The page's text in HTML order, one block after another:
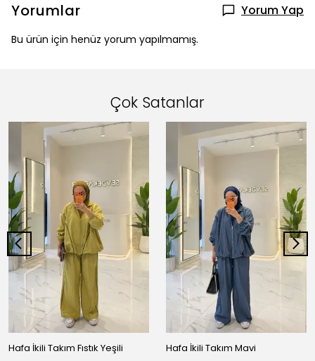
Yorumlar Yorum Yap
Bu ürün için henüz yorum yapılmamış.
Çok Satanlar
Hafa İkili Takım Fıstık Yeşili Hafa İkili Takım Mavi